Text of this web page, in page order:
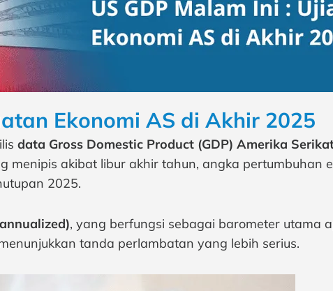
Ekonomi AS di Akhir 2025
data Gross Domestic Product (GDP) Amerika
akibat libur akhir tahun, angka pertumbuhan
2025.
, yang berfungsi sebagai barometer utama
tanda perlambatan yang lebih serius.